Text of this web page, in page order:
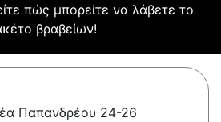
πώς μπορείτε να λάβετε το
βραβείων!
Παπανδρέου 24-26